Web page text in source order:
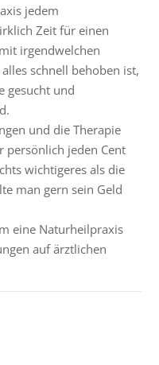
jedem
Zeit für einen
irgendwelchen
schnell behoben ist,
gesucht und
und die Therapie
persönlich jeden Cent
wichtigeres als die
man gern sein Geld
eine Naturheilpraxis
auf ärztlichen